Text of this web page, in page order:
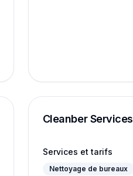
Cleanber Services
Services et tarifs
Nettoyage de bureaux